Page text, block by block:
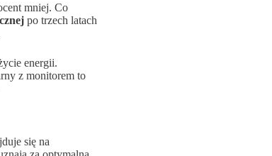
mniej. Co
po trzech latach
energii.
z monitorem to
się na